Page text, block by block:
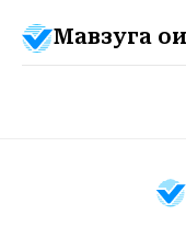
Мавзуга